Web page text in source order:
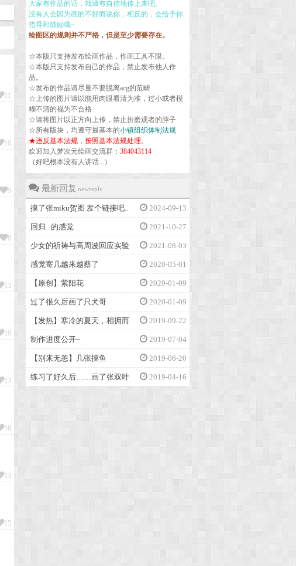
11
16
9
8
13
19
13
16
13
15
大家有作品的话，就请有自信地传上来吧。
没有人会因为画的不好而说你，相反的，会给予你
指导和鼓励哦~
绘图区的规则并不严格，但是至少需要存在。
☆本版只支持发布绘画作品，作画工具不限。
☆本版只支持发布自己的作品，禁止发布他人作
品。
☆发布的作品请尽量不要脱离acg的范畴
☆上传的图片请以能用肉眼看清为准，过小或者模
糊不清的视为不合格
☆请将图片以正方向上传，禁止折磨观者的脖子
☆所有版块，均遵守最基本的小镇组织体制法规
★违反基本法规，按照基本法规处理。
欢迎加入梦次元绘画交流群： 384043114
（好吧根本没有人讲话...）
最新回复 newreply
摸了张miku贺图 发个链接吧.. 2024-09-13
回归...的感觉 2021-10-27
少女的祈祷与高周波回应实验 2021-08-03
感觉寄几越来越蔡了 2020-05-01
【原创】紫阳花 2020-01-09
过了很久后画了只犬哥 2020-01-09
【发热】寒冷的夏天，相拥而 2019-09-22
制作进度公开~ 2019-07-04
【别来无恙】几张摸鱼 2019-06-20
练习了好久后……画了张双叶 2019-04-16